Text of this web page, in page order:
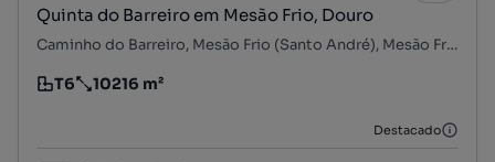
Quinta do Barreiro em Mesão Frio, Douro
Caminho do Barreiro, Mesão Frio (Santo André), Mesão Frio, Vila Real
Tipologia
T6
Preço por metro quadrado
10216 m²
Destacado